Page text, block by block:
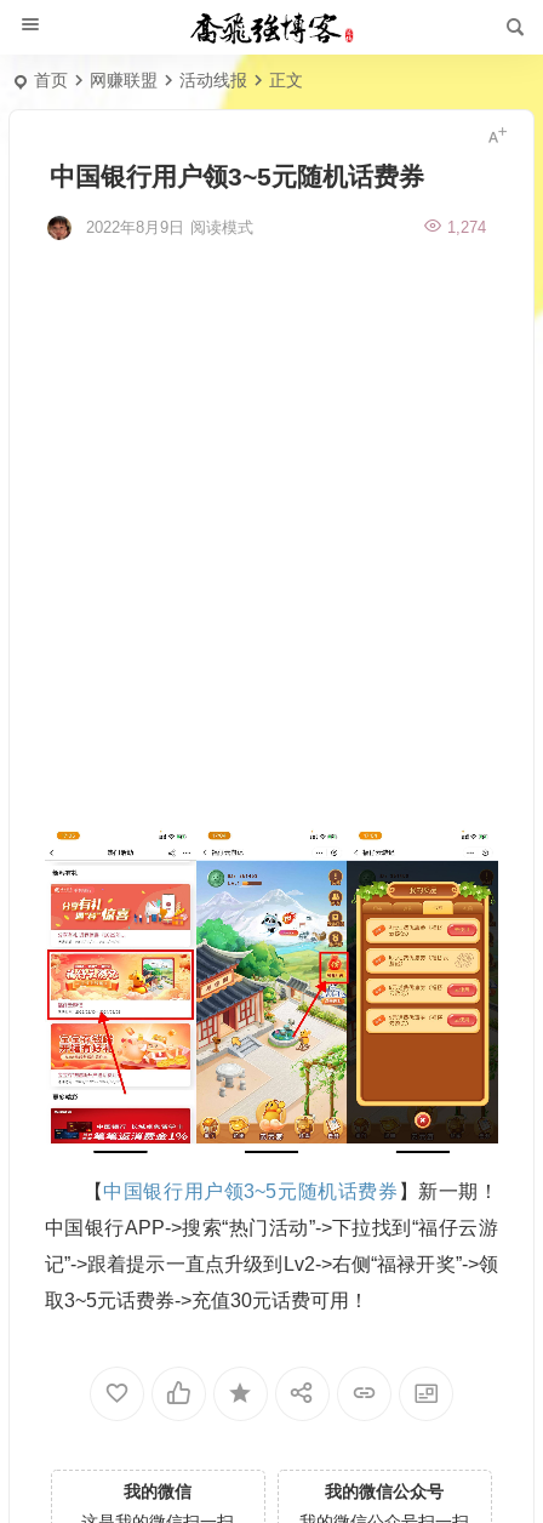
首页 网赚联盟 活动线报 正文
中国银行用户领3~5元随机话费券
2022年8月9日 1,274
阅读模式
【 中国银行用户领3~5元随机话费券 】新一期！
中国银行APP->搜索“热门活动”->下拉找到“福仔云游
记”->跟着提示一直点升级到Lv2->右侧“福禄开奖”->领
取3~5元话费券->充值30元话费可用！
我的微信
我的微信公众号